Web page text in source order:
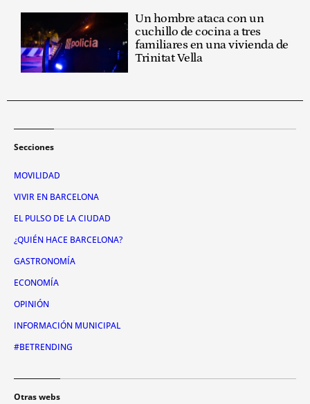
Un hombre ataca con un
cuchillo de cocina a tres
familiares en una vivienda de
Trinitat Vella
Secciones
MOVILIDAD
VIVIR EN BARCELONA
EL PULSO DE LA CIUDAD
¿QUIÉN HACE BARCELONA?
GASTRONOMÍA
ECONOMÍA
OPINIÓN
INFORMACIÓN MUNICIPAL
#BETRENDING
Otras webs